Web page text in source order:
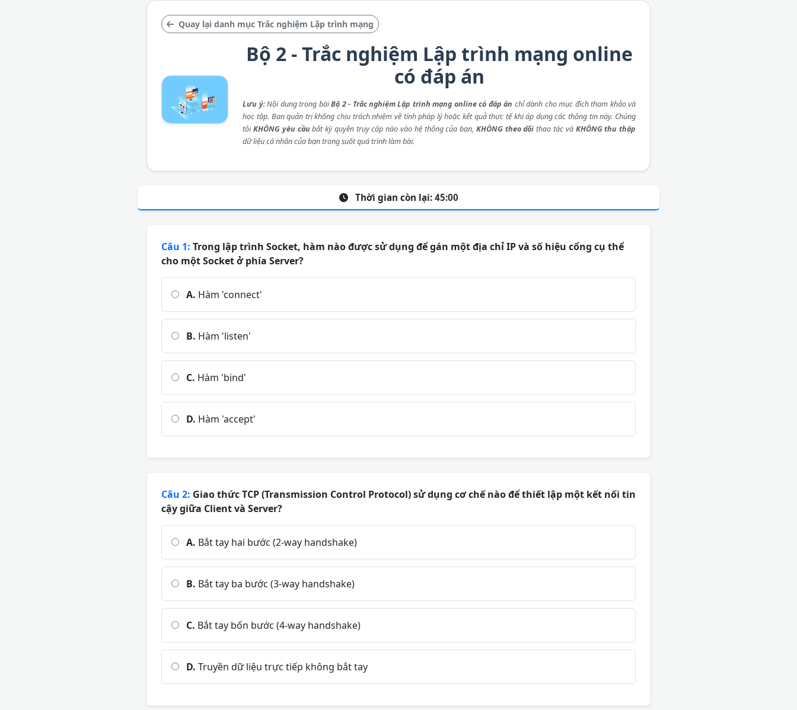
Quay lại danh mục Trắc nghiệm Lập trình mạng
Bộ 2 - Trắc nghiệm Lập trình mạng online
có đáp án
Lưu ý: Nội dung trong bàiBộ 2 - Trắc nghiệm Lập trình mạng online có đáp án chỉ dành cho mục đích tham khảo và
học tập. Ban quản trị không chịu trách nhiệm về tính pháp lý hoặc kết quả thực tế khi áp dụng các thông tin này. Chúng
tôiKHÔNG yêu cầubất kỳ quyền truy cập nào vào hệ thống của bạn, KHÔNG theo dõi thao tác và KHÔNG thu thập
dữ liệu cá nhân của bạn trong suốt quá trình làm bài.
Thời gian còn lại: 45:00
Câu 1: Trong lập trình Socket, hàm nào được sử dụng để gán một địa chỉ IP và số hiệu cổng cụ thể
cho một Socket ở phía Server?
A. Hàm 'connect'
B. Hàm 'listen'
C. Hàm 'bind'
D. Hàm 'accept'
Câu 2: Giao thức TCP (Transmission Control Protocol) sử dụng cơ chế nào để thiết lập một kết nối tin
cậy giữa Client và Server?
A. Bắt tay hai bước (2-way handshake)
B. Bắt tay ba bước (3-way handshake)
C. Bắt tay bốn bước (4-way handshake)
D. Truyền dữ liệu trực tiếp không bắt tay